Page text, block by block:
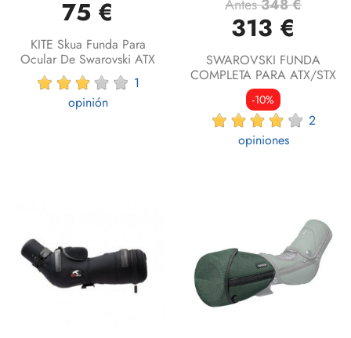
75 €
KITE Skua Funda Para
Ocular De Swarovski ATX
1
opinión
Antes348 €
313 €
SWAROVSKI FUNDA
COMPLETA PARA ATX/STX
-10%
2
opiniones